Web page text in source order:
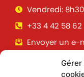
Vendredi:
+33 4 42 58 62
Envoyer un e-